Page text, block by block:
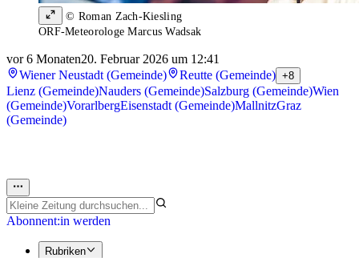
© Roman Zach-Kiesling
ORF-Meteorologe Marcus Wadsak
vor 6 Monaten20. Februar 2026 um 12:41
Wiener Neustadt (Gemeinde)
Reutte (Gemeinde) +8
Lienz (Gemeinde)Nauders (Gemeinde)Salzburg (Gemeinde)Wien
(Gemeinde)VorarlbergEisenstadt (Gemeinde)MallnitzGraz
(Gemeinde)
Abonnent:in werden
Rubriken